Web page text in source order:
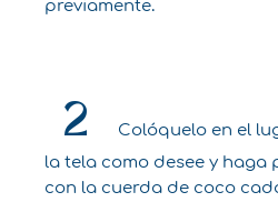
previamente.
2
Colóquelo en el
la tela como desee y haga
con la cuerda de coco